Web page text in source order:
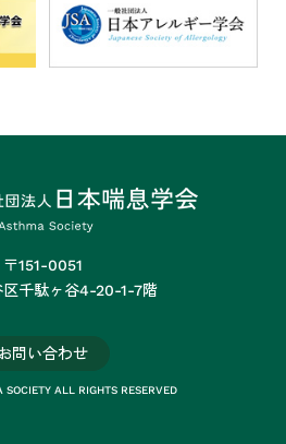
〒151-0051
区千駄ヶ谷4-20-1-7階
問い合わせ
ALL RIGHTS RESERVED